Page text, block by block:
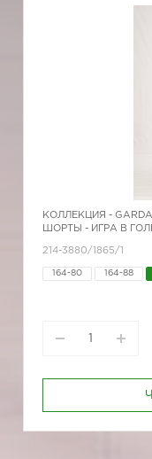
КОЛЛЕКЦИЯ -
ШОРТЫ - ИГРА В
214-3880/1865/1
164-80 164-88